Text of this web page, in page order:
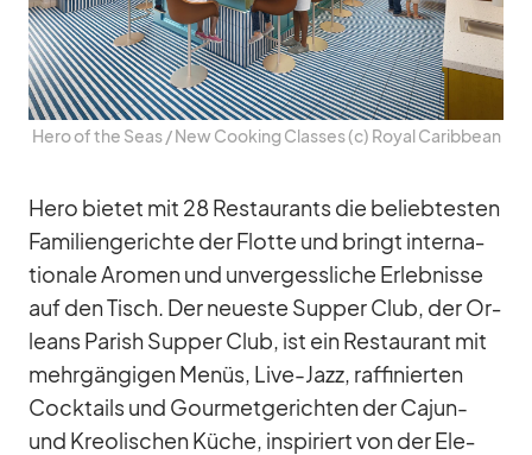
Hero of the Seas /​ New Coo­king Clas­ses (c) Royal Ca­rib­bean
Hero bie­tet mit 28 Re­stau­rants die be­lieb­tes­ten
Fa­mi­li­en­ge­richte der Flotte und bringt in­ter­na­
tio­nale Aro­men und un­ver­gess­li­che Er­leb­nisse
auf den Tisch. Der neu­este Sup­per Club, der Or­
leans Pa­rish Sup­per Club, ist ein Re­stau­rant mit
mehr­gän­gi­gen Me­nüs, Live-Jazz, raf­fi­nier­ten
Cock­tails und Gour­met­ge­rich­ten der Ca­jun-
und Kreo­li­schen Kü­che, in­spi­riert von der Ele­